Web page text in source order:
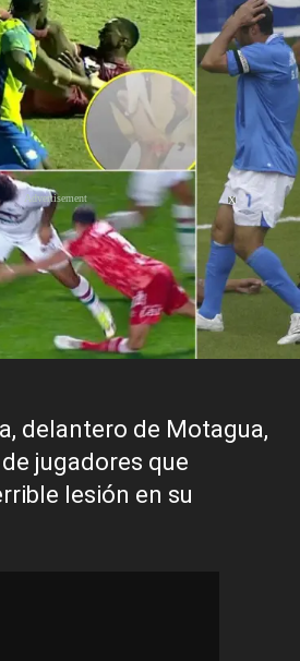
delantero de Motagua,
jugadores que
lesión en su
X